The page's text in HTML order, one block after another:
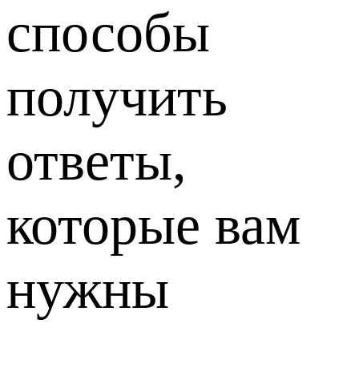
способы
получить
ответы,
которые вам
нужны